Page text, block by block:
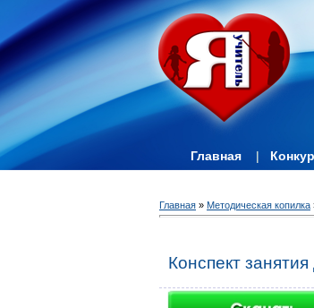
Главная |
Главная » Методическая копилка
Конспект